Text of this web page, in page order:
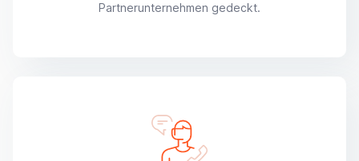
Partnerunternehmen gedeckt.